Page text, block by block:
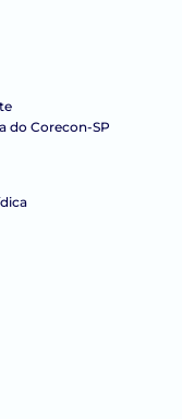
do Corecon-SP